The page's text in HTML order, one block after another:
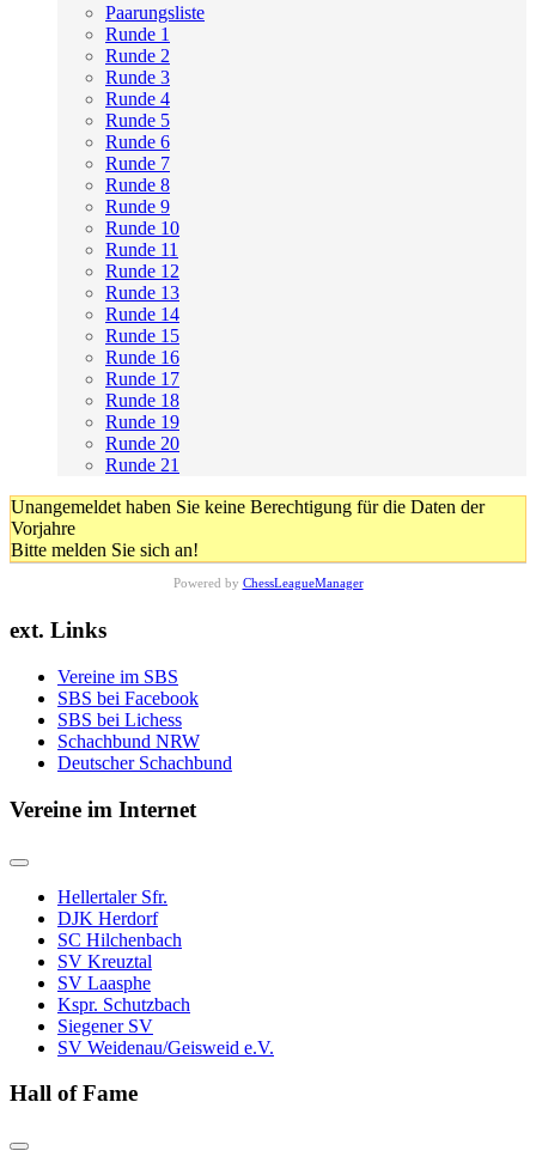
Paarungsliste
Runde 1
Runde 2
Runde 3
Runde 4
Runde 5
Runde 6
Runde 7
Runde 8
Runde 9
Runde 10
Runde 11
Runde 12
Runde 13
Runde 14
Runde 15
Runde 16
Runde 17
Runde 18
Runde 19
Runde 20
Runde 21
Unangemeldet haben Sie keine Berechtigung für die Daten der
Vorjahre
Bitte melden Sie sich an!
Powered by ChessLeagueManager
ext. Links
Vereine im SBS
SBS bei Facebook
SBS bei Lichess
Schachbund NRW
Deutscher Schachbund
Vereine im Internet
Hellertaler Sfr.
DJK Herdorf
SC Hilchenbach
SV Kreuztal
SV Laasphe
Kspr. Schutzbach
Siegener SV
SV Weidenau/Geisweid e.V.
Hall of Fame